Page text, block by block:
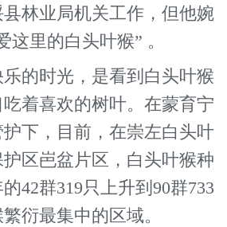
林业局机关工作，但他婉
这里的白头叶猴” 。
时光，是看到白头叶猴
着喜欢的树叶。在蒙育宁
下，目前，在崇左白头叶
区岜盆片区，白头叶猴种
42群319只上升到90群733
衍最集中的区域。